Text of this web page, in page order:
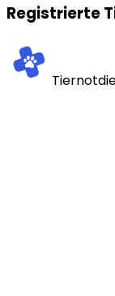
Registrierte